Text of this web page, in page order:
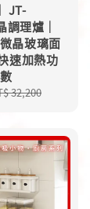
JT-
調理爐｜
晶玻璃面
速加熱功
32,200